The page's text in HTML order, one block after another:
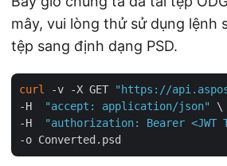
mây, vui lòng thử sử dụng lệnh
tệp sang định dạng PSD.
curl -v -X GET
"https://
-H
"accept: application/json"
\
-H
"authorization: Bearer <JWT